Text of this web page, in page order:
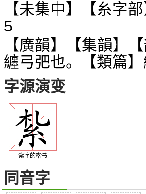
【未集中】【糸字
5
【廣韻】【集韻】
纏弓弝也。【類篇】
字源演变
紮字的楷书
同音字